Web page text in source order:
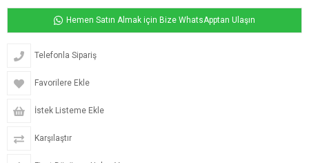
Hemen Satın Almak için Bize WhatsApptan Ulaşın
Telefonla Sipariş
Favorilere Ekle
İstek Listeme Ekle
Karşılaştır